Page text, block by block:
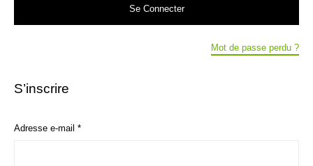
Se Connecter
Mot de passe perdu ?
S’inscrire
Adresse e-mail *Obligatoire